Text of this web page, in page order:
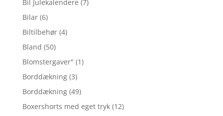
Bil Julekalendere (7)
Bilar (6)
Biltilbehør (4)
Bland (50)
Blomstergaver" (1)
Borddækning (3)
Borddækning (49)
Boxershorts med eget tryk (12)